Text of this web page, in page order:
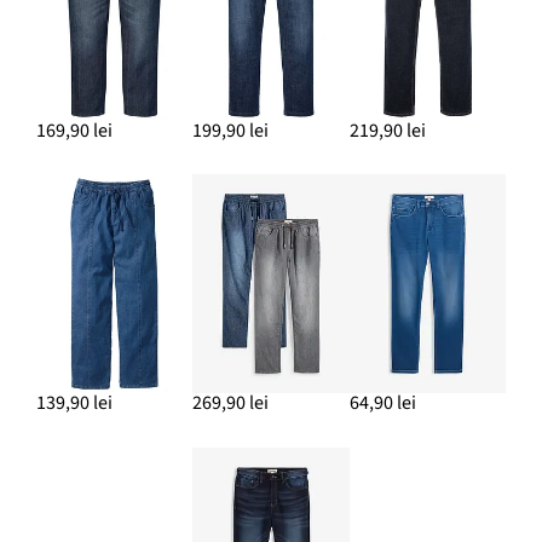
169,90 lei 199,90 lei 219,90 lei
139,90 lei 269,90 lei 64,90 lei